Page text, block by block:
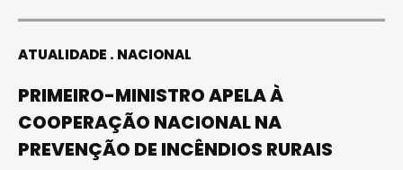
ATUALIDADE NACIONAL
PRIMEIRO-MINISTRO APELA À
COOPERAÇÃO NACIONAL NA
PREVENÇÃO DE INCÊNDIOS RURAIS